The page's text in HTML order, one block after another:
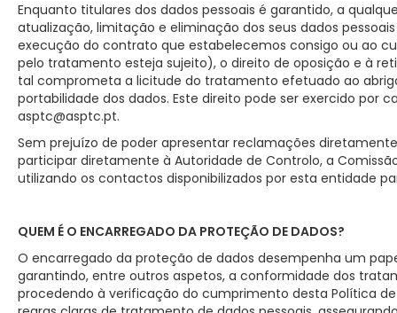
Enquanto titulares dos dados pessoais é garantido, a
atualização, limitação e eliminação dos seus dados
execução do contrato que estabelecemos consigo ou ao
pelo tratamento esteja sujeito), o direito de oposição e à
tal comprometa a licitude do tratamento efetuado ao
portabilidade dos dados. Este direito pode ser exercido por
asptc@asptc.pt.
Sem prejuízo de poder apresentar reclamações
participar diretamente à Autoridade de Controlo, a
utilizando os contactos disponibilizados por esta entidade
QUEM É O ENCARREGADO DA PROTEÇÃO DE DADOS?
O encarregado da proteção de dados desempenha um
garantindo, entre outros aspetos, a conformidade dos
procedendo à verificação do cumprimento desta Política